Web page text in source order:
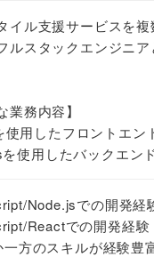
イル支援サービスを
ルスタックエンジニ
業務内容】
使用したフロントエン
を使用したバックエン
Node.jsでの開発経
Reactでの開発経
方のスキルが経験豊